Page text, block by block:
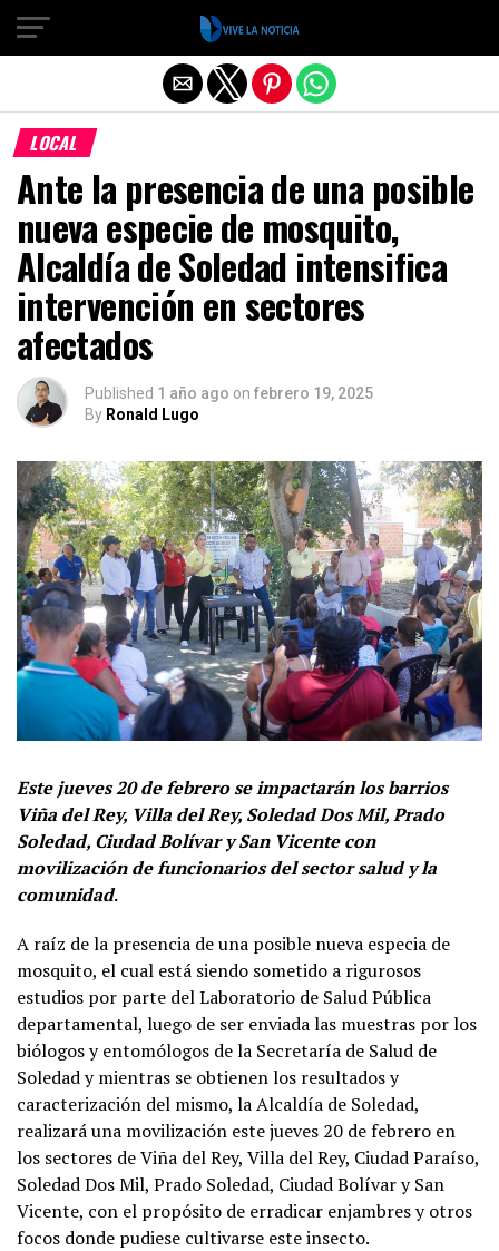
LOCAL
Ante la presencia de una posible
nueva especie de mosquito,
Alcaldía de Soledad intensifica
intervención en sectores
afectados
Published 1 año ago on febrero 19, 2025
By Ronald Lugo
Este jueves 20 de febrero se impactarán los barrios
Viña del Rey, Villa del Rey, Soledad Dos Mil, Prado
Soledad, Ciudad Bolívar y San Vicente con
movilización de funcionarios del sector salud y la
comunidad.
A raíz de la presencia de una posible nueva especia de
mosquito, el cual está siendo sometido a rigurosos
estudios por parte del Laboratorio de Salud Pública
departamental, luego de ser enviada las muestras por los
biólogos y entomólogos de la Secretaría de Salud de
Soledad y mientras se obtienen los resultados y
caracterización del mismo, la Alcaldía de Soledad,
realizará una movilización este jueves 20 de febrero en
los sectores de Viña del Rey, Villa del Rey, Ciudad Paraíso,
Soledad Dos Mil, Prado Soledad, Ciudad Bolívar y San
Vicente, con el propósito de erradicar enjambres y otros
focos donde pudiese cultivarse este insecto.
Salir de la versión móvil